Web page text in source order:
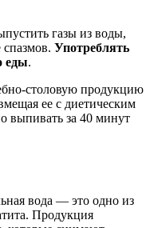
газы из воды,
Употреблять
еды.
столовую продукцию
ее с диетическим
выпивать за 40 минут
вода — это одно из
Продукция